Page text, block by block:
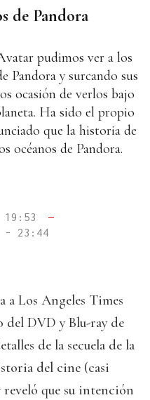
de Pandora
pudimos ver a los
Pandora y surcando sus
ocasión de verlos bajo
Ha sido el propio
que la historia de
océanos de Pandora.
19:53
—
- 23:44
a Los Angeles Times
DVD y Blu-ray de
de la secuela de la
del cine (casi
que su intención